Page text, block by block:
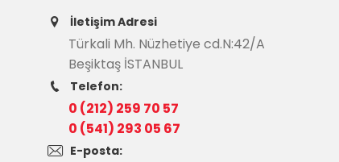
İletişim Adresi
Türkali Mh. Nüzhetiye cd.N:42/A
Beşiktaş İSTANBUL
Telefon:
0 (212) 259 70 57
0 (541) 293 05 67
E-posta: